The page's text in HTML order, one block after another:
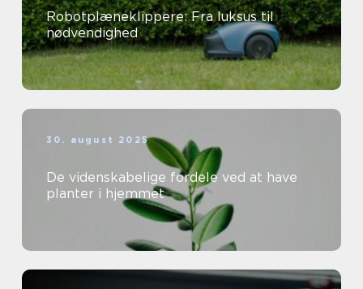
Robotplæneklippere: Fra luksus til
nødvendighed
30. august 2025
De videnskabelige fordele ved at have
planter i hjemmet